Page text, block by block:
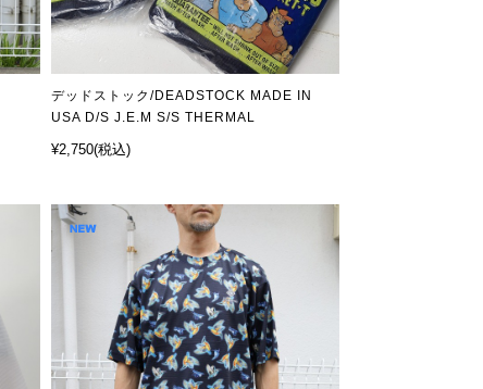
デッドストック/DEADSTOCK MADE IN
USA D/S J.E.M S/S THERMAL
¥2,750(税込)